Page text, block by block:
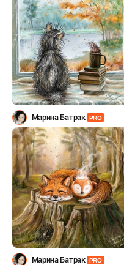
Марина Батрак PRO
Марина Батрак PRO